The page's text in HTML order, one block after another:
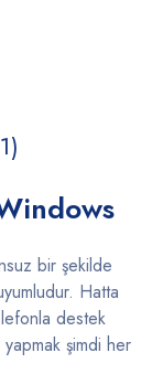
bir şekilde
Hatta
destek
şimdi her